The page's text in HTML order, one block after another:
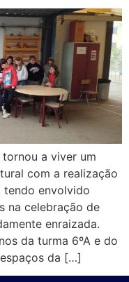
tornou a viver um
com a realização
tendo envolvido
na celebração de
enraizada.
da turma 6ºA e do
da […]